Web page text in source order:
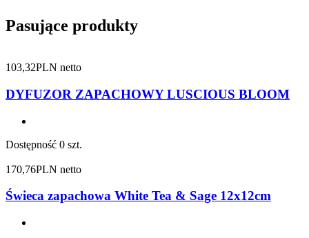
Pasujące produkty
103,32PLN netto
DYFUZOR ZAPACHOWY LUSCIOUS BLOOM
Dostępność 0 szt.
170,76PLN netto
Świeca zapachowa White Tea & Sage 12x12cm